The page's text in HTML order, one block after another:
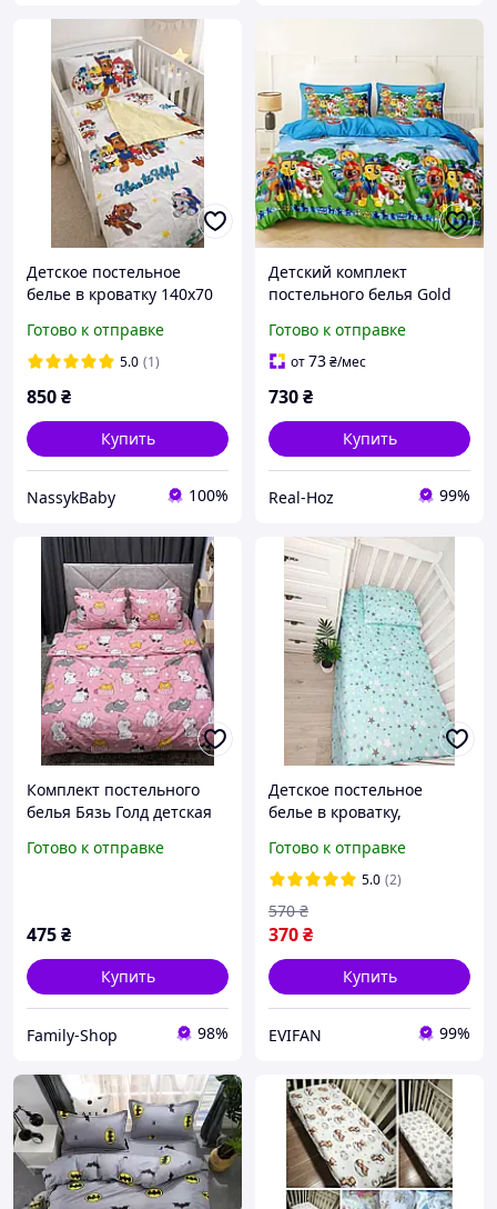
Детское постельное
белье в кроватку 140х70
Готово к отправке
5.0 (1)
850₴
Купить
NassykBaby 100%
Детский комплект
постельного белья Gold
Готово к отправке
от73₴/мес
730₴
Купить
Real-Hoz 99%
Комплект постельного
белья Бязь Голд детская
синем 110*150см
Готово к отправке
475₴
Купить
Family-Shop 98%
Детское постельное
белье в кроватку,
в кроватку
Готово к отправке
5.0 (2)
370₴
570 ₴
Купить
EVIFAN 99%